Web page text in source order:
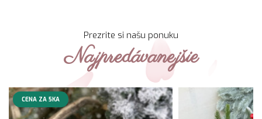
Prezrite si našu ponuku
Najpredávanejšie
CENA ZA 5KA